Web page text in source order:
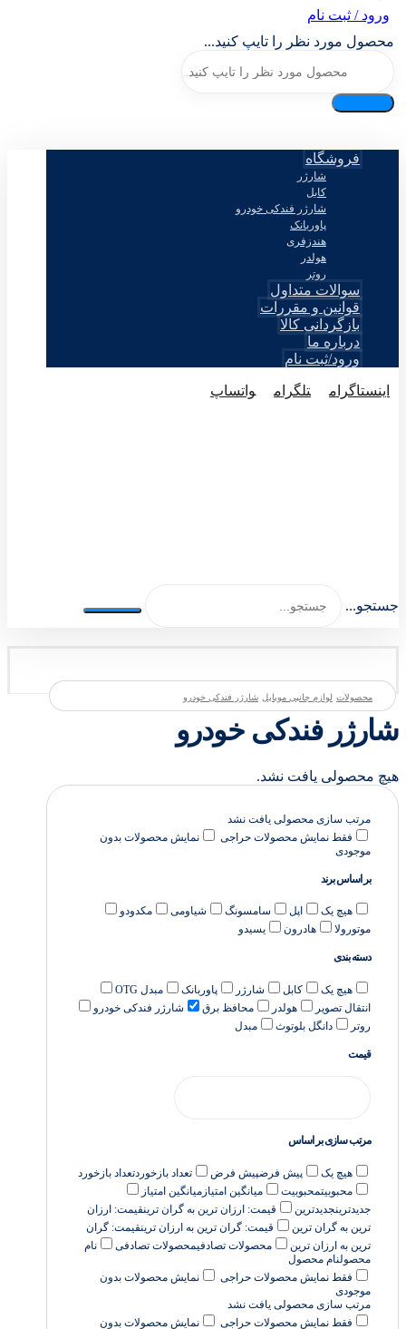
ورود / ثبت نام
محصول مورد نظر را تایپ کنید...
فروشگاه
شارژر
کابل
شارژر فندکی خودرو
پاوربانک
هندزفری
هولدر
روتر
سوالات متداول
قوانین و مقررات
بازگردانی کالا
درباره ما
ورود/ثبت نام
اینستاگرام تلگرام
واتساپ
جستجو...
محصولات لوازم جانبی موبایل شارژر فندکی خودرو
شارژر فندکی خودرو
هیچ محصولی یافت نشد.
مرتب سازی محصولی یافت نشد
فقط نمایش محصولات حراجی
نمایش محصولات بدون
موجودی
بر اساس برند
هیچ یک اپل سامسونگ شیاومی
مکدودو
موتورولا
هادرون یسیدو
دسته بندی
هیچ یک کابل شارژر پاوربانک
مبدل OTG
انتقال تصویر
هولدر محافظ برق
شارژر فندکی خودرو
روتر
دانگل بلوتوث مبدل
قیمت
مرتب سازی بر اساس
هیچ یک پیش فرضپیش فرض تعداد بازخوردتعداد بازخورد
محبوبیتمحبوبیت میانگین امتیاز میانگین امتیاز
جدیدترینجدیدترین قیمت: ارزان ترین به گران ترینقیمت: ارزان
ترین به گران ترین
قیمت: گران ترین به ارزان ترینقیمت: گران
ترین به ارزان ترین
محصولات تصادفیمحصولات تصادفی
نام
محصولنام محصول
فقط نمایش محصولات حراجی
نمایش محصولات بدون
موجودی
مرتب سازی محصولی یافت نشد
فقط نمایش محصولات حراجی
نمایش محصولات بدون